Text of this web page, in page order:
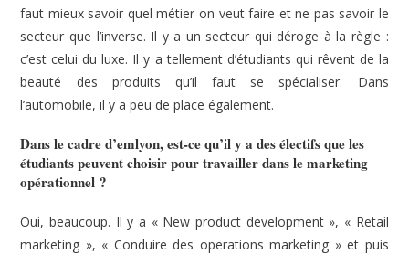
faut mieux savoir quel métier on veut faire et ne pas savoir le
secteur que l’inverse. Il y a un secteur qui déroge à la règle :
c’est celui du luxe. Il y a tellement d’étudiants qui rêvent de la
beauté des produits qu’il faut se spécialiser. Dans
l’automobile, il y a peu de place également.
Dans le cadre d’emlyon, est-ce qu’il y a des électifs que les
étudiants peuvent choisir pour travailler dans le marketing
opérationnel ?
Oui, beaucoup. Il y a « New product development », « Retail
marketing », « Conduire des operations marketing » et puis